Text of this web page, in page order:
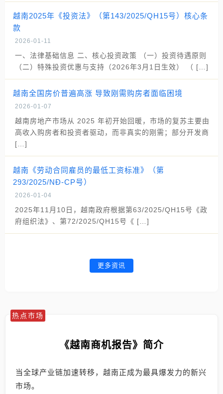
越南2025年《投资法》（第143/2025/QH15号）核心条
款
2026-01-11
一、法律基础信息 二、核心投资政策 （一）投资待遇原则
（二）特殊投资优惠与支持（2026年3月1日生效） （ […]
越南全国房价普遍高涨 导致刚需购房者面临困境
2026-01-07
越南房地产市场从 2025 年初开始回暖，市场的复苏主要由
高收入购房者和投资者驱动，而非真实的刚需；部分开发商
[…]
越南《劳动合同雇员的最低工资标准》（第
293/2025/NĐ-CP号）
2026-01-04
2025年11月10日，越南政府根据第63/2025/QH15号《政
府组织法》、第72/2025/QH15号《 […]
更多资讯
热点市场
《越南商机报告》简介
当全球产业链加速转移，越南正成为最具爆发力的新兴
市场。